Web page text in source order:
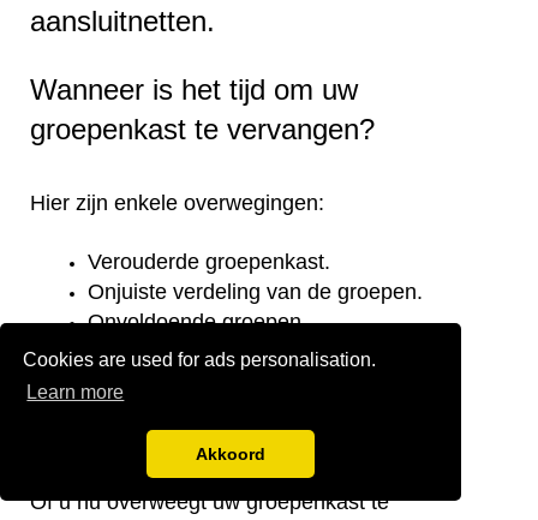
Cookies are used for ads personalisation.
Learn more
Akkoord
aansluitnetten.
Wanneer is het tijd om uw
groepenkast te vervangen?
Hier zijn enkele overwegingen:
Verouderde groepenkast.
Onjuiste verdeling van de groepen.
Onvoldoende groepen.
Te kleine stoppenkast.
Verplaatsing van de groepenkast.
voldoen.
Of u nu overweegt uw groepenkast te